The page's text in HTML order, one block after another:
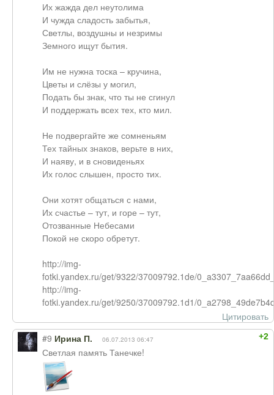
Их жажда дел неутолима
И чужда сладость забытья,
Светлы, воздушны и незримы
Земного ищут бытия.
Им не нужна тоска – кручина,
Цветы и слёзы у могил,
Подать бы знак, что ты не сгинул
И поддержать всех тех, кто мил.
Не подвергайте же сомненьям
Тех тайных знаков, верьте в них,
И наяву, и в сновиденьях
Их голос слышен, просто тих.
Они хотят общаться с нами,
Их счастье – тут, и горе – тут,
Отозванные Небесами
Покой не скоро обретут.
http://img-
fotki.yandex.ru/get/9322/37009792.1de/
http://img-
fotki.yandex.ru/get/9250/37009792.1d1/
Цитировать
+2
#9 Ирина П. 06.07.2013 06:47
Светлая память Танечке!